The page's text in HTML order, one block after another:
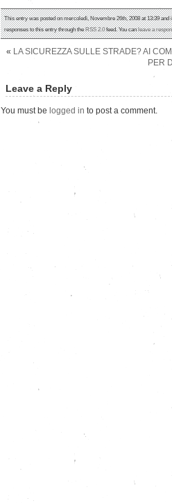
This entry was posted on mercoledì, Novembre 26th, 2008 at 13:39
responses to this entry through theRSS 2.0feed. You canleave a
« LA SICUREZZA SULLE STRADE? AI
PER
Leave a Reply
You must be logged in to post a comment.